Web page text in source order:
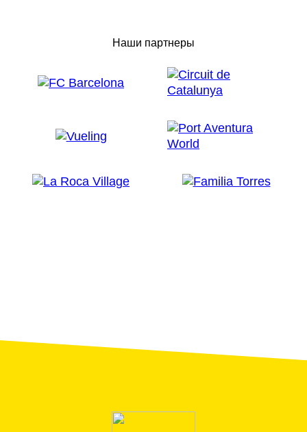
Наши партнеры